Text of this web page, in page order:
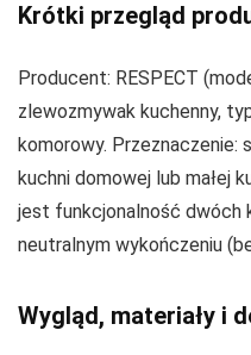
Krótki przegląd
Producent: RESPECT
zlewozmywak kuchenny,
komorowy. Przeznaczenie:
kuchni domowej lub małej
jest funkcjonalność dwóch
neutralnym wykończeniu
Wygląd, materiały i